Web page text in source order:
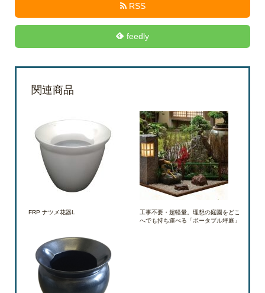
RSS
feedly
関連商品
FRP ナツメ花器L
工事不要・超軽量。理想の庭園をどこ
へでも持ち運べる「ポータブル坪庭」